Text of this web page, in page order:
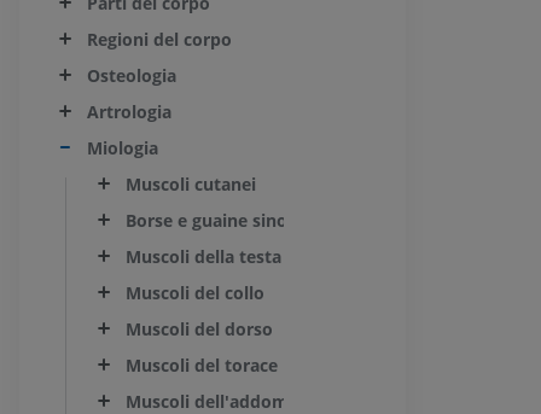
Regioni del corpo
Osteologia
Artrologia
Miologia
Muscoli cutanei
Borse e guaine sinoviali
Muscoli della testa
Muscoli del collo
Muscoli del dorso
Muscoli del torace
Muscoli dell'addome